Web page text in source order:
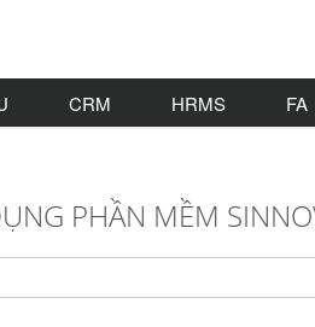
CRM HRMS FA
PHẦN MỀM